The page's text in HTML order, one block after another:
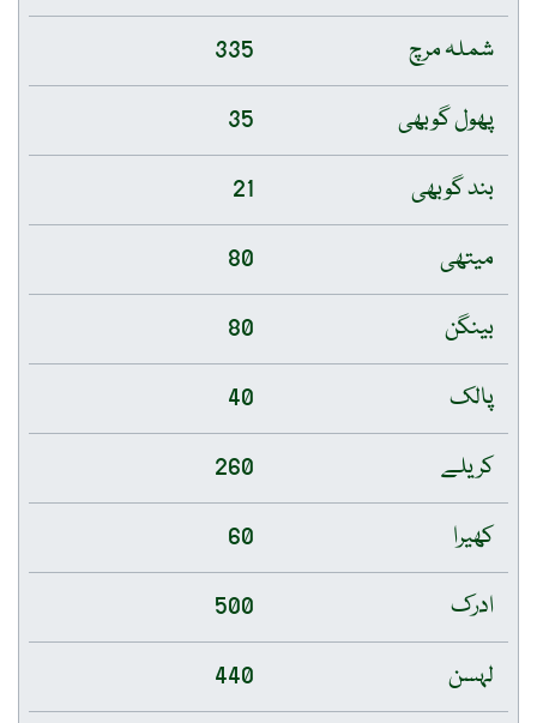
شملہ مرچ
335
پھول گوبھی
35
بند گوبھی
21
میتھی
80
بینگن
80
پالک
40
کریلے
260
کھیرا
60
ادرک
500
لہسن
440